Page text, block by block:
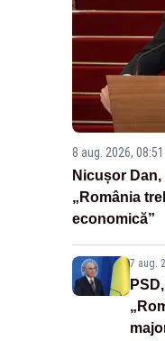
8 aug. 2026, 08:51
Nicușor
„România
economică”
7 aug.